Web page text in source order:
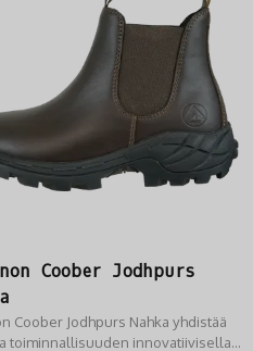
Coober Jodhpurs
Coober Jodhpurs Nahka yhdistää
toiminnallisuuden innovatiivisella